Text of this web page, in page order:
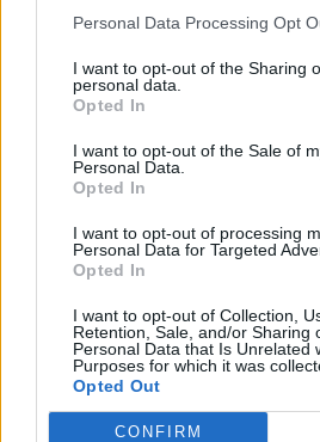
Personal Data Processing Opt
I want to opt-out of the Sharing
personal data.
Opted In
I want to opt-out of the Sale of
Personal Data.
Opted In
I want to opt-out of processing
Personal Data for Targeted
Opted In
I want to opt-out of Collection,
Retention, Sale, and/or Sharing
Personal Data that Is Unrelated
Purposes for which it was
Opted Out
CONFIRM
Telefon:
Weboldal:
http://
Bemutatkozás: 2013 nyarán nyitottuk
Budapesten, a II. kerületben. Célunk,
áron, gyorsan találjanak vevőt
rendszeresen tudják gazdagítani
szerda esténként online árverést!
18.00 óráig várjuk szeretettel az
GALÉRIA TOVÁBBI